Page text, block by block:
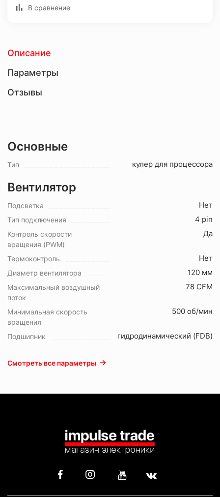
В сравнение
Описание
Параметры
Отзывы
Основные
Тип кулер для процессора
Вентилятор
Подсветка Нет
Тип подключения 4 pin
Контроль скорости
вращения (PWM)
Да
Термоконтроль Нет
Диаметр вентилятора 120 мм
Максимальный воздушный
поток
78 CFM
Минимальная скорость
вращения
500 об/мин
Подшипник гидродинамический (FDB)
Смотреть все параметры